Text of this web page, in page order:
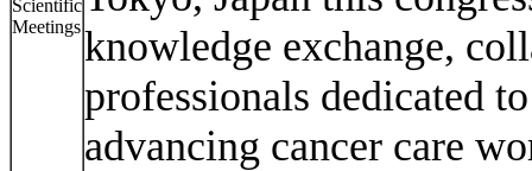
knowledge exchange,
professionals dedicated
advancing cancer care